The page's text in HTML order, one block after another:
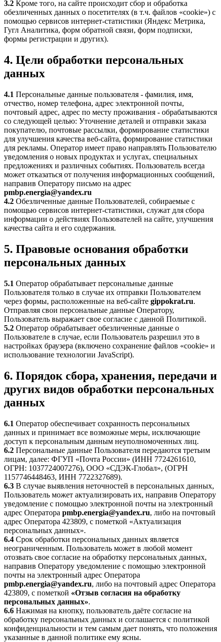
3.2 Кроме того, на сайте происходит сбор и обработка
обезличенных данных о посетителях (в т.ч. файлов «cookie») с
помощью сервисов интернет-статистики (Яндекс Метрика,
Гугл Аналитика, форм обратной связи, форм подписки,
формы регистрации и других).
4. Цели обработки персональных
данных
4.1 Персональные данные пользователя - фамилия, имя,
отчество, номер телефона, адрес электронной почты,
почтовый адрес, адрес по месту проживания - обрабатываются
со следующей целью: Уточнение деталей и отправки заказа
покупателю, почтовые рассылки, формирование статистики
для улучшения качества веб-сайта, формирование статистики
для рекламы. Оператор имеет право направлять Пользователю
уведомления о новых продуктах и услугах, специальных
предложениях и различных событиях. Пользователь всегда
может отказаться от получения информационных сообщений,
направив Оператору письмо на адрес
pmbp.energia@yandex.ru
4.2 Обезличенные данные Пользователей, собираемые с
помощью сервисов интернет-статистики, служат для сбора
информации о действиях Пользователей на сайте, улучшения
качества сайта и его содержания.
5. Правовые основания обработки
персональных данных
5.1 Оператор обрабатывает персональные данные
Пользователя только в случае их отправки Пользователем
через формы, расположенные на веб-сайте gippokrat.ru.
Отправляя свои персональные данные Оператору,
Пользователь выражает свое согласие с данной Политикой.
5.2 Оператор обрабатывает обезличенные данные о
Пользователе в случае, если Пользователь разрешил это в
настройках браузера (включено сохранение файлов «cookie» и
использование технологии JavaScript).
6. Порядок сбора, хранения, передачи и
других видов обработки персональных
данных
6.1 Оператор обеспечивает сохранность персональных
данных и принимает все возможные меры, исключающие
доступ к персональным данным неуполномоченных лиц.
6.2 Персональные данные Пользователя передаются третьим
лицам, далее: ФГУП «Почта России» (ИНН 7724261610,
ОГРН: 1037724007276), ООО «СДЭК-Глобал», (ОГРН
1157746448463, ИНН 7722327689).
6.3 В случае выявления неточностей в персональных данных,
Пользователь может актуализировать их, направив Оператору
уведомление с помощью электронной почты на электронный
адрес Оператора pmbp.energia@yandex.ru, либо на почтовый
адрес Оператора 423809, с пометкой «Актуализация
персональных данных».
6.4 Срок обработки персональных данных является
неограниченным. Пользователь может в любой момент
отозвать свое согласие на обработку персональных данных,
направив Оператору уведомление с помощью электронной
почты на электронный адрес Оператора
pmbp.energia@yandex.ru, либо на почтовый адрес Оператора
423809, с пометкой «Отзыв согласия на обработку
персональных данных».
6.6 Нажимая на кнопку, пользователь даёте согласие на
обработку персональных данных и соглашается с политикой
конфиденциальности и тем самым дает понять, что положения
указанные в данной политике ему ясны.